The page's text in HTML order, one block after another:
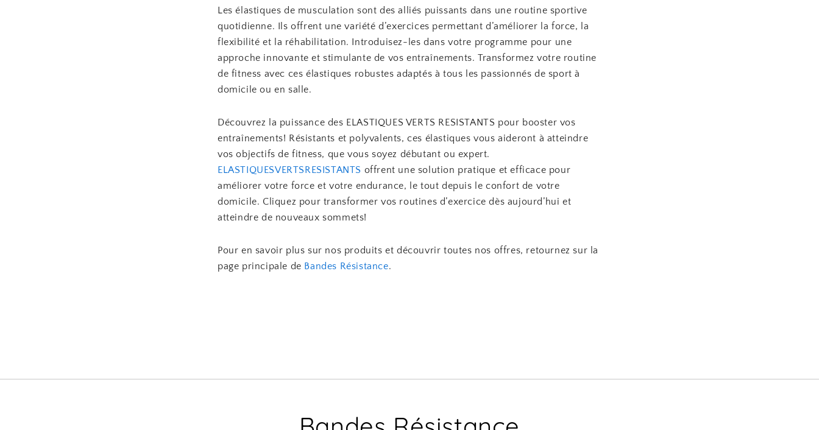
Les élastiques de musculation sont des alliés puissants dans une routine sportive
quotidienne. Ils offrent une variété d’exercices permettant d’améliorer la force, la
flexibilité et la réhabilitation. Introduisez-les dans votre programme pour une
approche innovante et stimulante de vos entraînements. Transformez votre routine
de fitness avec ces élastiques robustes adaptés à tous les passionnés de sport à
domicile ou en salle.
Découvrez la puissance des ELASTIQUES VERTS RESISTANTS pour booster vos
entraînements! Résistants et polyvalents, ces élastiques vous aideront à atteindre
vos objectifs de fitness, que vous soyez débutant ou expert.
ELASTIQUESVERTSRESISTANTS offrent une solution pratique et efficace pour
améliorer votre force et votre endurance, le tout depuis le confort de votre
domicile. Cliquez pour transformer vos routines d’exercice dès aujourd’hui et
atteindre de nouveaux sommets!
Pour en savoir plus sur nos produits et découvrir toutes nos offres, retournez sur la
page principale de Bandes Résistance.